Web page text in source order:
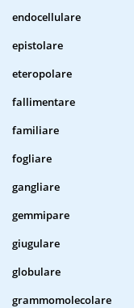
endocellulare
epistolare
eteropolare
fallimentare
familiare
fogliare
gangliare
gemmipare
giugulare
globulare
grammomolecolare